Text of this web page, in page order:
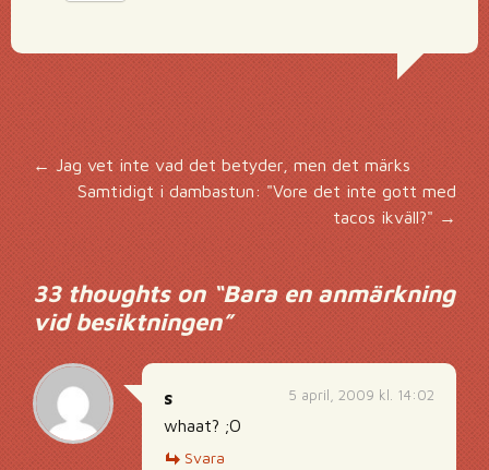
Inläggsnavigering
←Jag vet inte vad det betyder, men det märks
Samtidigt i dambastun: "Vore det inte gott med
tacos ikväll?" →
33 thoughts on “Bara en anmärkning
vid besiktningen”
5 april, 2009 kl. 14:02
s
whaat? ;O
Svara